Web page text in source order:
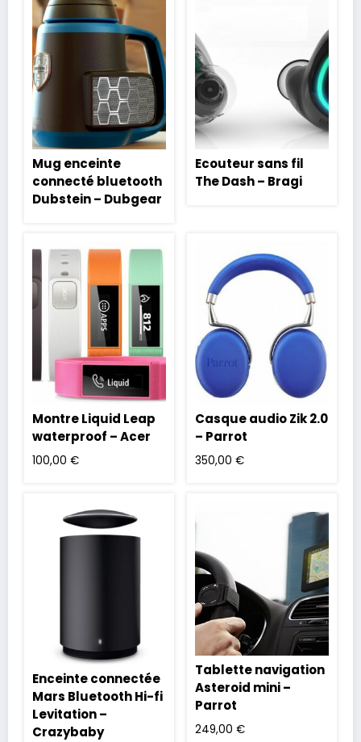
Mug enceinte
connecté bluetooth
Dubstein – Dubgear
Ecouteur sans fil
The Dash – Bragi
Montre Liquid Leap
waterproof – Acer
100,00 €
Casque audio Zik 2.0
– Parrot
350,00 €
Enceinte connectée
Mars Bluetooth Hi-fi
Levitation –
Crazybaby
Tablette navigation
Asteroid mini –
Parrot
249,00 €